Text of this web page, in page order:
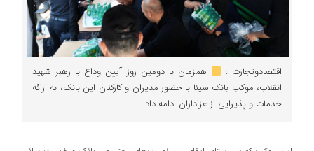
اقتصادوتجارت :
همزمان با دومین روز آیین وداع با رهبر شهید
انقلاب، موکب بانک سینا با حضور مدیران و کارکنان این بانک، به ارائه
خدمات و پذیرایی از عزاداران ادامه داد.